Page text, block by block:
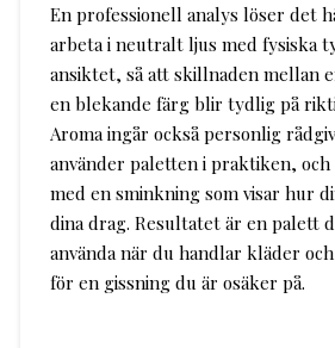
En professionell analys löser det
arbeta i neutralt ljus med fysiska
ansiktet, så att skillnaden mellan
en blekande färg blir tydlig på
Aroma ingår också personlig
använder paletten i praktiken, och
med en sminkning som visar hur
dina drag. Resultatet är en palett
använda när du handlar kläder
för en gissning du är osäker på.